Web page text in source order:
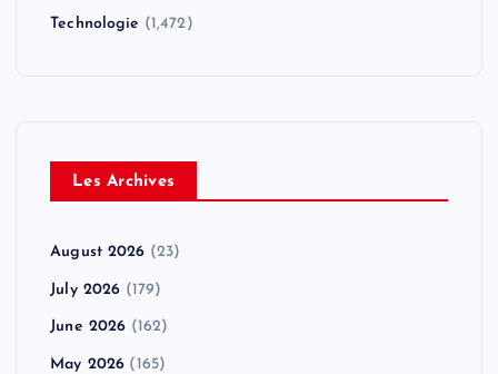
Technologie (1,472)
Les Archives
August 2026 (23)
July 2026 (179)
June 2026 (162)
May 2026 (165)